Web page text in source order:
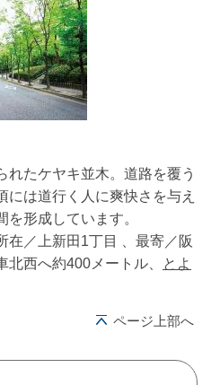
れたケヤキ並木。道路を覆う
には道行く人に爽快さを与え
形成しています。
在／上新田1丁目 、最寄／阪
西へ約400メートル、
とよ
ページ上部へ